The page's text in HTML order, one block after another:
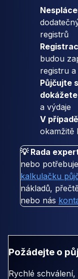
registrů
budou
registru
Půjčujte
a výdaje
V
okamžitě
💡 Rada
nebo
kalkulačku
nákladů,
nebo nás
Požádejte o
Rychlé